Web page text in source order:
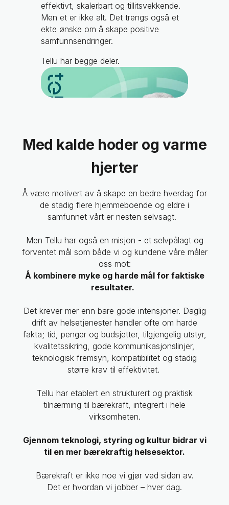
effektivt, skalerbart og tillitsvekkende.
Men et er ikke alt. Det trengs også et
ekte ønske om å skape positive
samfunnsendringer.
Tellu har begge deler.
Med kalde hoder og varme
hjerter
Å være motivert av å skape en bedre hverdag for
de stadig flere hjemmeboende og eldre i
samfunnet vårt er nesten selvsagt.
Men Tellu har også en misjon - et selvpålagt og
forventet mål som både vi og kundene våre måler
oss mot:
Å kombinere myke og harde mål for faktiske
resultater.
Det krever mer enn bare gode intensjoner. Daglig
drift av helsetjenester handler ofte om harde
fakta; tid, penger og budsjetter, tilgjengelig utstyr,
kvalitetssikring, gode kommunikasjonslinjer,
teknologisk fremsyn, kompatibilitet og stadig
større krav til effektivitet.
Tellu har etablert en strukturert og praktisk
tilnærming til bærekraft, integrert i hele
virksomheten.
Gjennom teknologi, styring og kultur bidrar vi
til en mer bærekraftig helsesektor.
Bærekraft er ikke noe vi gjør ved siden av.
Det er hvordan vi jobber – hver dag.